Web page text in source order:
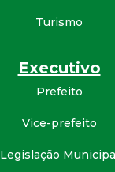
Turismo
Executivo
Prefeito
Vice-prefeito
Legislação